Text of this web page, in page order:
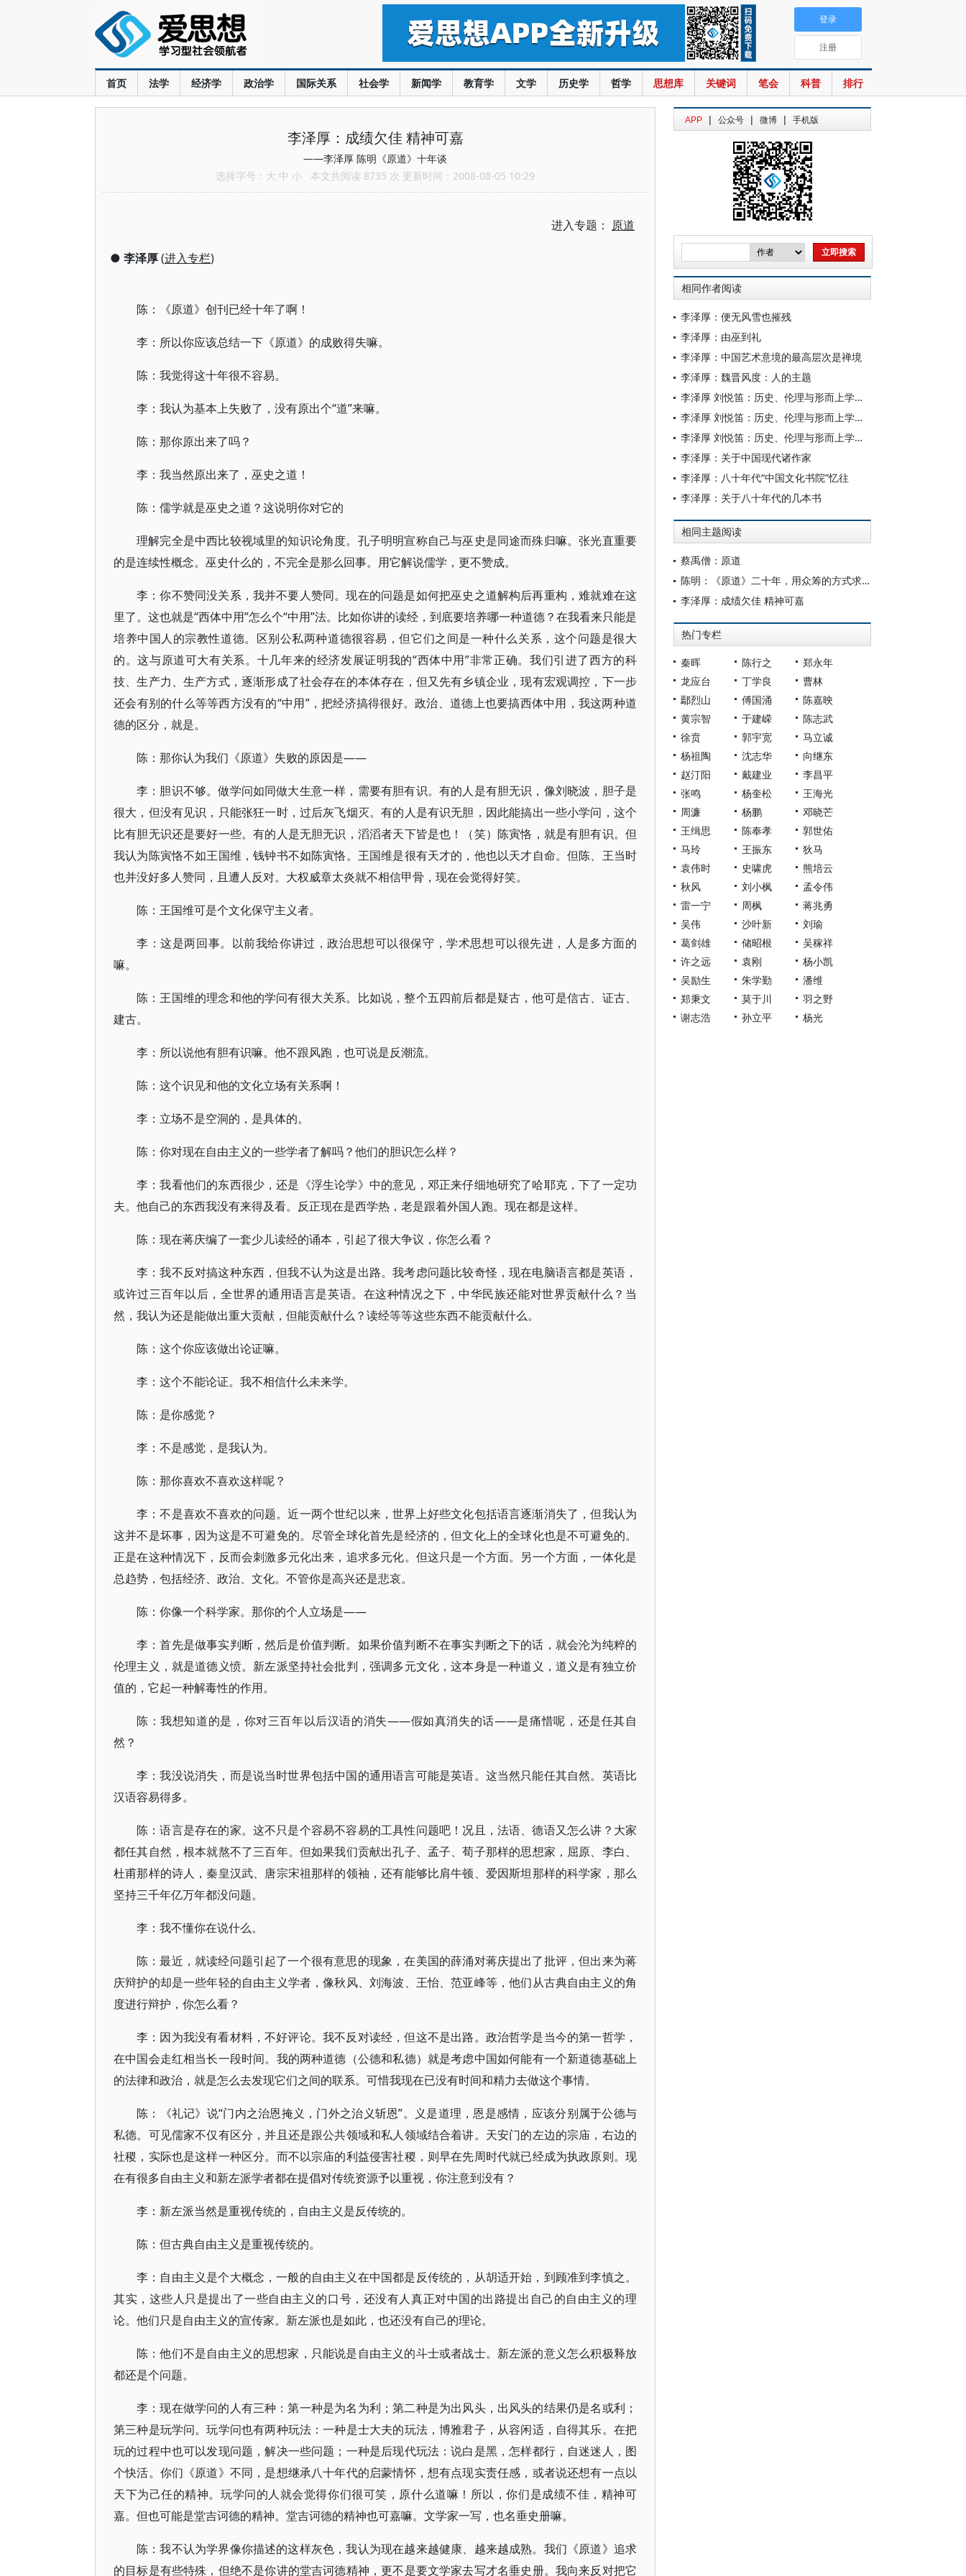
首页 法学 经济学 政治学 国际关系 社会学 新闻学 教育学 文学 历史学 哲学 思想库 关键词 笔会 科普 排行
登录
注册
李泽厚：成绩欠佳 精神可嘉
——李泽厚 陈明《原道》十年谈
选择字号： 大 中 小 本文共阅读 8735 次 更新时间：2008-08-05 10:29
进入专题： 原道
● 李泽厚(进入专栏)
陈：《原道》创刊已经十年了啊！
李：所以你应该总结一下《原道》的成败得失嘛。
陈：我觉得这十年很不容易。
李：我认为基本上失败了，没有原出个“道”来嘛。
陈：那你原出来了吗？
李：我当然原出来了，巫史之道！
陈：儒学就是巫史之道？这说明你对它的
理解完全是中西比较视域里的知识论角度。孔子明明宣称自己与巫史是同途而殊归嘛。张光直重要
的是连续性概念。巫史什么的，不完全是那么回事。用它解说儒学，更不赞成。
李：你不赞同没关系，我并不要人赞同。现在的问题是如何把巫史之道解构后再重构，难就难在这
里了。这也就是“西体中用”怎么个“中用”法。比如你讲的读经，到底要培养哪一种道德？在我看来只能是
培养中国人的宗教性道德。区别公私两种道德很容易，但它们之间是一种什么关系，这个问题是很大
的。这与原道可大有关系。十几年来的经济发展证明我的“西体中用”非常正确。我们引进了西方的科
技、生产力、生产方式，逐渐形成了社会存在的本体存在，但又先有乡镇企业，现有宏观调控，下一步
还会有别的什么等等西方没有的“中用”，把经济搞得很好。政治、道德上也要搞西体中用，我这两种道
德的区分，就是。
陈：那你认为我们《原道》失败的原因是——
李：胆识不够。做学问如同做大生意一样，需要有胆有识。有的人是有胆无识，像刘晓波，胆子是
很大，但没有见识，只能张狂一时，过后灰飞烟灭。有的人是有识无胆，因此能搞出一些小学问，这个
比有胆无识还是要好一些。有的人是无胆无识，滔滔者天下皆是也！（笑）陈寅恪，就是有胆有识。但
我认为陈寅恪不如王国维，钱钟书不如陈寅恪。王国维是很有天才的，他也以天才自命。但陈、王当时
也并没好多人赞同，且遭人反对。大权威章太炎就不相信甲骨，现在会觉得好笑。
陈：王国维可是个文化保守主义者。
李：这是两回事。以前我给你讲过，政治思想可以很保守，学术思想可以很先进，人是多方面的
嘛。
陈：王国维的理念和他的学问有很大关系。比如说，整个五四前后都是疑古，他可是信古、证古、
建古。
李：所以说他有胆有识嘛。他不跟风跑，也可说是反潮流。
陈：这个识见和他的文化立场有关系啊！
李：立场不是空洞的，是具体的。
陈：你对现在自由主义的一些学者了解吗？他们的胆识怎么样？
李：我看他们的东西很少，还是《浮生论学》中的意见，邓正来仔细地研究了哈耶克，下了一定功
夫。他自己的东西我没有来得及看。反正现在是西学热，老是跟着外国人跑。现在都是这样。
陈：现在蒋庆编了一套少儿读经的诵本，引起了很大争议，你怎么看？
李：我不反对搞这种东西，但我不认为这是出路。我考虑问题比较奇怪，现在电脑语言都是英语，
或许过三百年以后，全世界的通用语言是英语。在这种情况之下，中华民族还能对世界贡献什么？当
然，我认为还是能做出重大贡献，但能贡献什么？读经等等这些东西不能贡献什么。
陈：这个你应该做出论证嘛。
李：这个不能论证。我不相信什么未来学。
陈：是你感觉？
李：不是感觉，是我认为。
陈：那你喜欢不喜欢这样呢？
李：不是喜欢不喜欢的问题。近一两个世纪以来，世界上好些文化包括语言逐渐消失了，但我认为
这并不是坏事，因为这是不可避免的。尽管全球化首先是经济的，但文化上的全球化也是不可避免的。
正是在这种情况下，反而会刺激多元化出来，追求多元化。但这只是一个方面。另一个方面，一体化是
总趋势，包括经济、政治、文化。不管你是高兴还是悲哀。
陈：你像一个科学家。那你的个人立场是——
李：首先是做事实判断，然后是价值判断。如果价值判断不在事实判断之下的话，就会沦为纯粹的
伦理主义，就是道德义愤。新左派坚持社会批判，强调多元文化，这本身是一种道义，道义是有独立价
值的，它起一种解毒性的作用。
陈：我想知道的是，你对三百年以后汉语的消失——假如真消失的话——是痛惜呢，还是任其自
然？
李：我没说消失，而是说当时世界包括中国的通用语言可能是英语。这当然只能任其自然。英语比
汉语容易得多。
陈：语言是存在的家。这不只是个容易不容易的工具性问题吧！况且，法语、德语又怎么讲？大家
都任其自然，根本就熬不了三百年。但如果我们贡献出孔子、孟子、荀子那样的思想家，屈原、李白、
杜甫那样的诗人，秦皇汉武、唐宗宋祖那样的领袖，还有能够比肩牛顿、爱因斯坦那样的科学家，那么
坚持三千年亿万年都没问题。
李：我不懂你在说什么。
陈：最近，就读经问题引起了一个很有意思的现象，在美国的薛涌对蒋庆提出了批评，但出来为蒋
庆辩护的却是一些年轻的自由主义学者，像秋风、刘海波、王怡、范亚峰等，他们从古典自由主义的角
度进行辩护，你怎么看？
李：因为我没有看材料，不好评论。我不反对读经，但这不是出路。政治哲学是当今的第一哲学，
在中国会走红相当长一段时间。我的两种道德（公德和私德）就是考虑中国如何能有一个新道德基础上
的法律和政治，就是怎么去发现它们之间的联系。可惜我现在已没有时间和精力去做这个事情。
陈：《礼记》说“门内之治恩掩义，门外之治义斩恩”。义是道理，恩是感情，应该分别属于公德与
私德。可见儒家不仅有区分，并且还是跟公共领域和私人领域结合着讲。天安门的左边的宗庙，右边的
社稷，实际也是这样一种区分。而不以宗庙的利益侵害社稷，则早在先周时代就已经成为执政原则。现
在有很多自由主义和新左派学者都在提倡对传统资源予以重视，你注意到没有？
李：新左派当然是重视传统的，自由主义是反传统的。
陈：但古典自由主义是重视传统的。
李：自由主义是个大概念，一般的自由主义在中国都是反传统的，从胡适开始，到顾准到李慎之。
其实，这些人只是提出了一些自由主义的口号，还没有人真正对中国的出路提出自己的自由主义的理
论。他们只是自由主义的宣传家。新左派也是如此，也还没有自己的理论。
陈：他们不是自由主义的思想家，只能说是自由主义的斗士或者战士。新左派的意义怎么积极释放
都还是个问题。
李：现在做学问的人有三种：第一种是为名为利；第二种是为出风头，出风头的结果仍是名或利；
第三种是玩学问。玩学问也有两种玩法：一种是士大夫的玩法，博雅君子，从容闲适，自得其乐。在把
玩的过程中也可以发现问题，解决一些问题；一种是后现代玩法：说白是黑，怎样都行，自迷迷人，图
个快活。你们《原道》不同，是想继承八十年代的启蒙情怀，想有点现实责任感，或者说还想有一点以
天下为己任的精神。玩学问的人就会觉得你们很可笑，原什么道嘛！所以，你们是成绩不佳，精神可
嘉。但也可能是堂吉诃德的精神。堂吉诃德的精神也可嘉嘛。文学家一写，也名垂史册嘛。
陈：我不认为学界像你描述的这样灰色，我认为现在越来越健康、越来越成熟。我们《原道》追求
的目标是有些特殊，但绝不是你讲的堂吉诃德精神，更不是要文学家去写才名垂史册。我向来反对把它
APP | 公众号 | 微博 | 手机版
相同作者阅读
李泽厚：便无风雪也摧残
李泽厚：由巫到礼
李泽厚：中国艺术意境的最高层次是禅境
李泽厚：魏晋风度：人的主题
李泽厚 刘悦笛：历史、伦理与形而上学（下）
李泽厚 刘悦笛：历史、伦理与形而上学（中）
李泽厚 刘悦笛：历史、伦理与形而上学（上）
李泽厚：关于中国现代诸作家
李泽厚：八十年代“中国文化书院”忆往
李泽厚：关于八十年代的几本书
相同主题阅读
蔡禹僧：原道
陈明：《原道》二十年，用众筹的方式求未来发展
李泽厚：成绩欠佳 精神可嘉
热门专栏
秦晖 陈行之
郑永年
龙应台
丁学良
曹林
鄢烈山
傅国涌
陈嘉映
黄宗智
于建嵘
陈志武
徐贲
郭宇宽
马立诚
杨祖陶
沈志华
向继东
赵汀阳
戴建业
李昌平
张鸣
杨奎松
王海光
周濂
杨鹏
邓晓芒
王缉思
陈奉孝
郭世佑
马玲
王振东
狄马
袁伟时
史啸虎
熊培云
秋风
刘小枫
孟令伟
雷一宁
周枫
蒋兆勇
吴伟
沙叶新
刘瑜
葛剑雄
储昭根
吴稼祥
许之远
袁刚
杨小凯
吴励生
朱学勤
潘维
郑秉文
莫于川
羽之野
谢志浩
孙立平 杨光